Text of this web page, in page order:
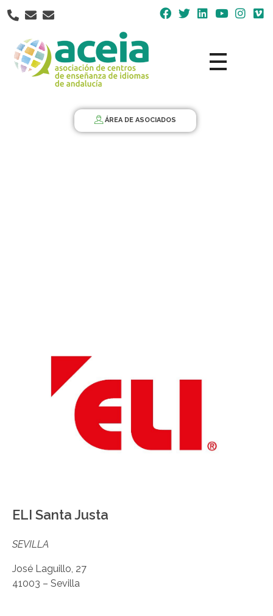
Nota:
este
web
incluye
ÁREA DE ASOCIADOS
ELI Santa Justa
SEVILLA
José Laguillo, 27
41003 – Sevilla